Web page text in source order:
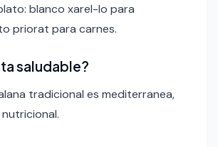
blanco xarel-lo para
priorat para carnes.
saludable?
tradicional es mediterranea,